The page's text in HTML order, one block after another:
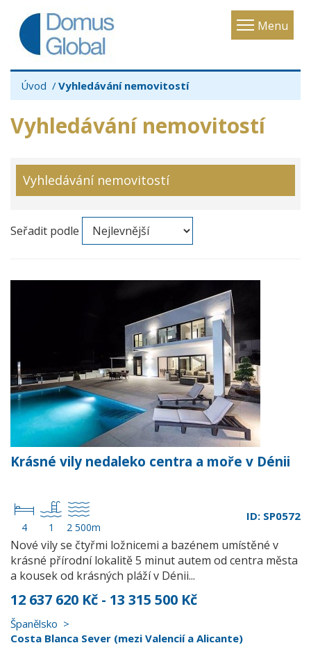
Menu
Toggle
Úvod Vyhledávání nemovitostí
Vyhledávání nemovitostí
Vyhledávání nemovitostí
Seřadit podle
Krásné vily nedaleko centra a moře v Dénii
4 1 2 500m
ID: SP0572
Nové vily se čtyřmi ložnicemi a bazénem umístěné v
krásné přírodní lokalitě 5 minut autem od centra města
a kousek od krásných pláží v Dénii...
12 637 620 Kč - 13 315 500 Kč
Španělsko
Costa Blanca Sever (mezi Valencií a Alicante)